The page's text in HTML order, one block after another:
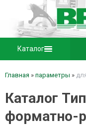
Каталог
Главная » параметры »
Каталог
форматно-